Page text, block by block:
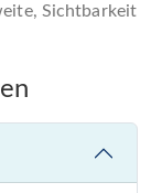
Sichtbarkeit